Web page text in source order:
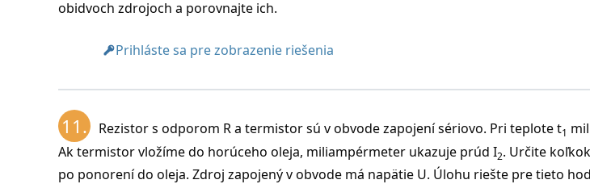
obidvoch zdrojoch a porovnajte ich.
Prihláste sa pre zobrazenie riešenia
11. Rezistor s odporom R a termistor sú v obvode zapojení sériovo. Pri teplote t1
Ak termistor vložíme do horúceho oleja, miliampérmeter ukazuje prúd I2. Určite
po ponorení do oleja. Zdroj zapojený v obvode má napätie U. Úlohu riešte pre tieto